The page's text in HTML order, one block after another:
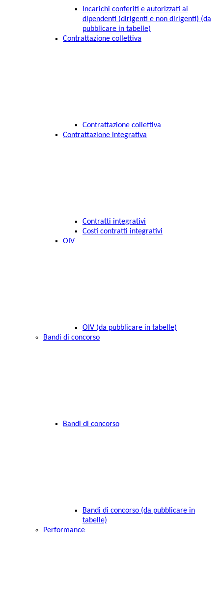
Incarichi conferiti e autorizzati ai
dipendenti (dirigenti e non dirigenti) (da
pubblicare in tabelle)
Contrattazione collettiva
Contrattazione collettiva
Contrattazione integrativa
Contratti integrativi
Costi contratti integrativi
OIV
OIV (da pubblicare in tabelle)
Bandi di concorso
Bandi di concorso
Bandi di concorso (da pubblicare in
tabelle)
Performance